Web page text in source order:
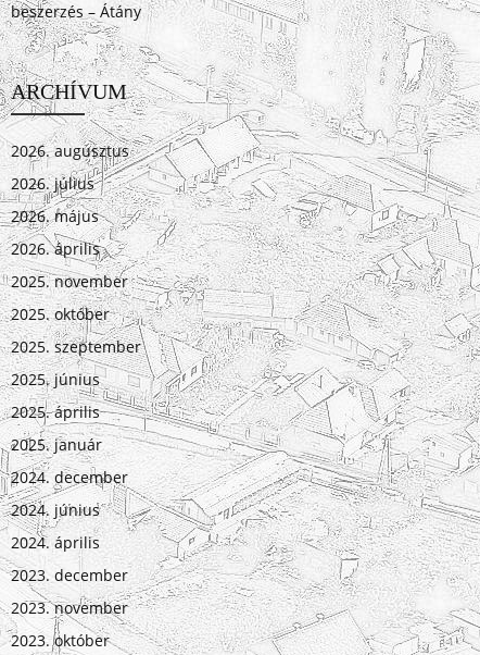
beszerzés – Átány
ARCHÍVUM
2026. augusztus
2026. július
2026. május
2026. április
2025. november
2025. október
2025. szeptember
2025. június
2025. április
2025. január
2024. december
2024. június
2024. április
2023. december
2023. november
2023. október